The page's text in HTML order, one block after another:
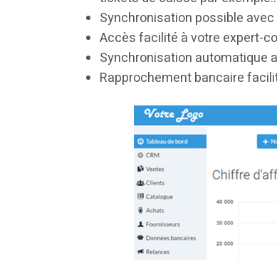
Synchronisation possible
Accès facilité à votre expert-
Synchronisation automatique
Rapprochement bancaire